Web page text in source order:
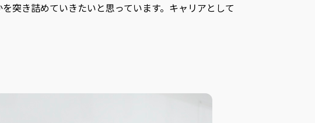
突き詰めていきたいと思っています。キャリアとして